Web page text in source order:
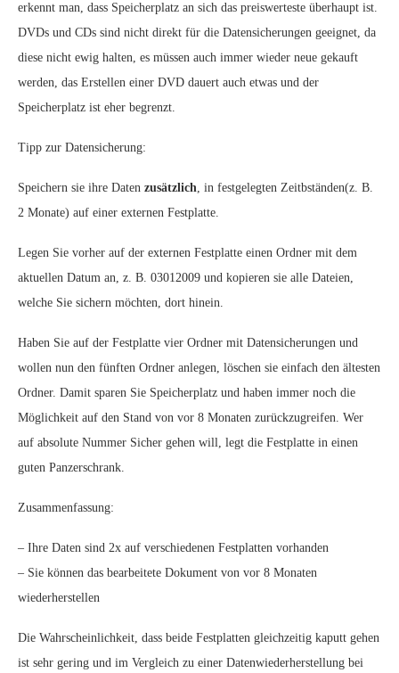
erkennt man, dass Speicherplatz an sich das preiswerteste überhaupt ist.
DVDs und CDs sind nicht direkt für die Datensicherungen geeignet, da
diese nicht ewig halten, es müssen auch immer wieder neue gekauft
werden, das Erstellen einer DVD dauert auch etwas und der
Speicherplatz ist eher begrenzt.
Tipp zur Datensicherung:
Speichern sie ihre Daten zusätzlich, in festgelegten Zeitbständen(z. B.
2 Monate) auf einer externen Festplatte.
Legen Sie vorher auf der externen Festplatte einen Ordner mit dem
aktuellen Datum an, z. B. 03012009 und kopieren sie alle Dateien,
welche Sie sichern möchten, dort hinein.
Haben Sie auf der Festplatte vier Ordner mit Datensicherungen und
wollen nun den fünften Ordner anlegen, löschen sie einfach den ältesten
Ordner. Damit sparen Sie Speicherplatz und haben immer noch die
Möglichkeit auf den Stand von vor 8 Monaten zurückzugreifen. Wer
auf absolute Nummer Sicher gehen will, legt die Festplatte in einen
guten Panzerschrank.
Zusammenfassung:
– Ihre Daten sind 2x auf verschiedenen Festplatten vorhanden
– Sie können das bearbeitete Dokument von vor 8 Monaten
wiederherstellen
Die Wahrscheinlichkeit, dass beide Festplatten gleichzeitig kaputt gehen
ist sehr gering und im Vergleich zu einer Datenwiederherstellung bei